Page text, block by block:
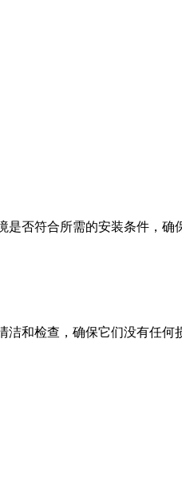
否符合所需的安装条件，确
和检查，确保它们没有任何